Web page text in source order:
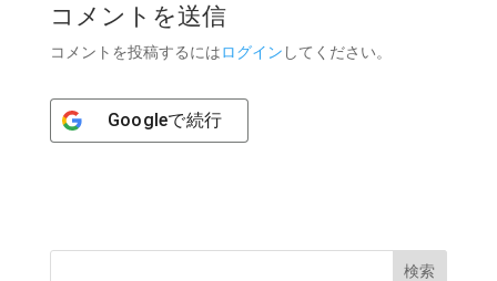
コメントを送信
コメントを投稿するにはログイン してください。
Googleで続行
検索